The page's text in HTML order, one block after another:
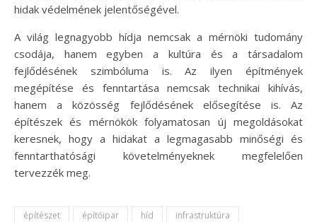
hidak védelmének jelentőségével.
A világ legnagyobb hídja nemcsak a mérnöki tudomány
csodája, hanem egyben a kultúra és a társadalom
fejlődésének szimbóluma is. Az ilyen építmények
megépítése és fenntartása nemcsak technikai kihívás,
hanem a közösség fejlődésének elősegítése is. Az
építészek és mérnökök folyamatosan új megoldásokat
keresnek, hogy a hidakat a legmagasabb minőségi és
fenntarthatósági követelményeknek megfelelően
tervezzék meg.
építészet építőipar híd
infrastruktúra